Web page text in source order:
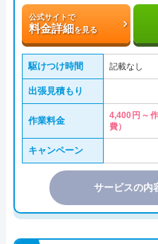
公式サイトで
料金詳細を見る
駆けつけ時間 記載なし
出張見積もり
作業料金
4,400円～
費）
キャンペーン
サービスの内